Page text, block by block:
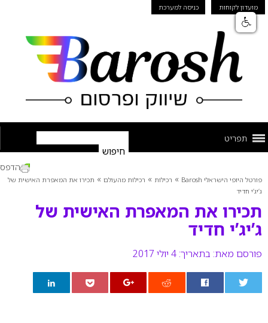
מועדון לקוחות כניסה למערכת
תפריט
פורטל היופי הישראלי Barosh » רכילות » רכילות מהעולם » תכירו את המאפרת האישית של
ג’יג’י חדיד
תכירו את המאפרת האישית של
ג’יג’י חדיד
פורסם מאת: בתאריך: 4 יולי 2017
הדפס